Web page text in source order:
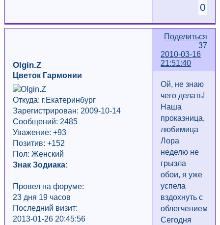
0
Поделиться
37
2010-03-16
21:51:40
Olgin.Z
Цветок Гармонии
Откуда: г.Екатеринбург
Зарегистрирован: 2009-10-14
Сообщений: 2485
Уважение: +93
Позитив: +152
Пол: Женский
Знак Зодиака:
Провел на форуме:
23 дня 19 часов
Последний визит:
2013-01-26 20:45:56
Ой, не знаю
чего делать!
Наша
проказница,
любимица
Лора
неделю не
грызла
обои, я уже
успела
вздохнуть с
облегчением...
Сегодня